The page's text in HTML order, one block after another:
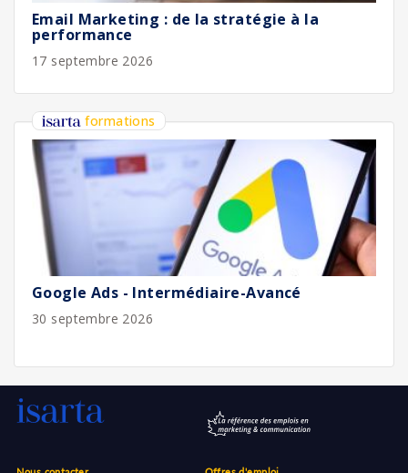
Email Marketing : de la stratégie à la
performance
17 septembre 2026
formations
Google Ads - Intermédiaire-Avancé
30 septembre 2026